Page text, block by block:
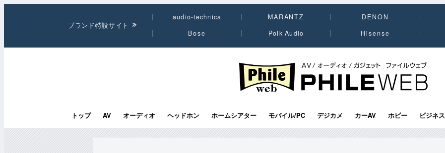
ブランド特設サイト
audio-technica MARANTZ DENON
Bose
Polk Audio Hisense
PHILE WEB｜AV/オーディオ/ガジェット
トップ AV オーディオ ヘッドホン ホームシアター モバイル/PC デジカメ カーAV ホビー ビジネス